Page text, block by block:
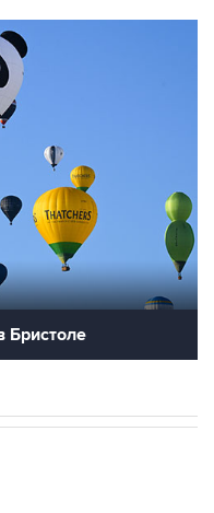
Бристоле